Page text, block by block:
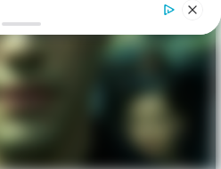
Yellow Suit For Decades